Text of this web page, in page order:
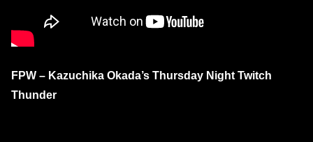
FPW – Kazuchika Okada’s Thursday Night Twitch
Thunder